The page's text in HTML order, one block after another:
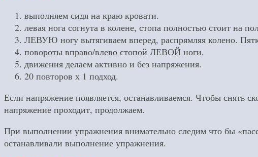
выполняем сидя на краю кровати.
левая нога согнута в колене, стопа полностью стоит на
ЛЕВУЮ ногу вытягиваем вперед, распрямляя колено.
повороты вправо/влево стопой ЛЕВОЙ ноги.
движения делаем активно и без напряжения.
20 повторов х 1 подход.
Если напряжение появляется, останавливаемся. Чтобы снять
напряжение проходит, продолжаем.
При выполнении упражнения внимательно следим что бы
останавливали выполнение упражнения.